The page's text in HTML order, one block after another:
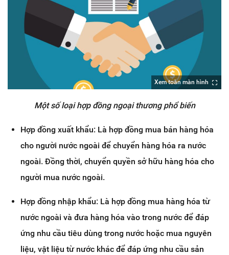
Xem toàn màn hình
Một số loại hợp đồng ngoại thương phổ biến
Hợp đồng xuất khẩu: Là hợp đồng mua bán hàng hóa
cho người nước ngoài để chuyển hàng hóa ra nước
ngoài. Đồng thời, chuyển quyền sở hữu hàng hóa cho
người mua nước ngoài.
Hợp đồng nhập khẩu: Là hợp đồng mua hàng hóa từ
nước ngoài và đưa hàng hóa vào trong nước để đáp
ứng nhu cầu tiêu dùng trong nước hoặc mua nguyên
liệu, vật liệu từ nước khác để đáp ứng nhu cầu sản